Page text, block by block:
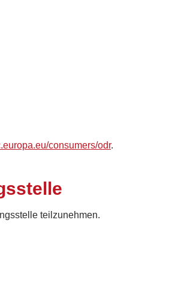
consumers/odr.
teilzunehmen.